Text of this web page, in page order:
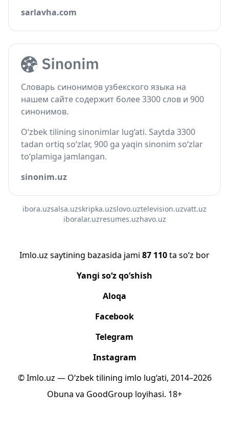
sarlavha.com
Словарь синонимов узбекского языка на
нашем сайте содержит более 3300 слов и 900
синонимов.
O‘zbek tilining sinonimlar lug‘ati. Saytda 3300
tadan ortiq so‘zlar, 900 ga yaqin sinonim so‘zlar
to‘plamiga jamlangan.
sinonim.uz
ibora.uzsalsa.uzskripka.uzslovo.uztelevision.uzvatt.uz
iboralar.uzresumes.uzhavo.uz
Imlo.uz saytining bazasida jami 87 110ta so‘z bor
Yangi so‘z qo‘shish
Aloqa
Facebook
Telegram
Instagram
© Imlo.uz — O‘zbek tilining imlo lug‘ati, 2014–2026
Obuna va GoodGroup loyihasi. 18+